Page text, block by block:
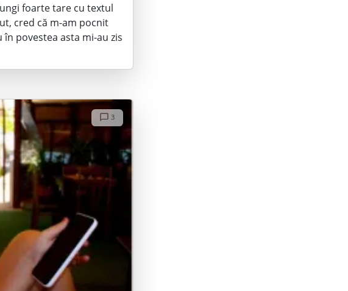
foarte tare cu textul
cred că m-am pocnit
povestea asta mi-au zis
3